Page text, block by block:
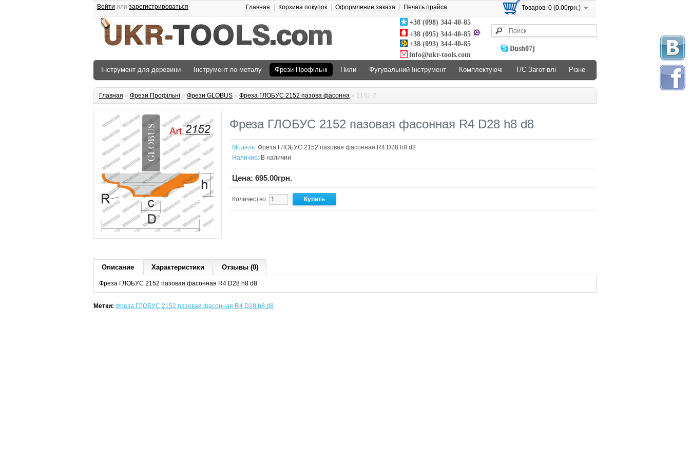
Товаров: 0 (0.00грн.)
+38 (098) 344-40-85
+38 (095) 344-40-85
+38 (093) 344-40-85
info@ukr-tools.com
Bush07j
Войти или зарегистрироваться Главная Корзина покупок Оформление заказа Печать прайса
Інструмент для деревини Інструмент по металу Фрези Профільні Пили Фугувальний Інструмент Комплектуючі Т/С Заготівлі Різне
Главная » Фрези Профільні » Фрези GLOBUS » Фреза ГЛОБУС 2152 пазова фасонна » 2152-2
Фреза ГЛОБУС 2152 пазовая фасонная R4 D28 h8 d8
Модель: Фреза ГЛОБУС 2152 пазовая фасонная R4 D28 h8 d8
Наличие: В наличии
Цена: 695.00грн.
Количество:
Описание Характеристики Отзывы (0)
Фреза ГЛОБУС 2152 пазовая фасонная R4 D28 h8 d8
Метки: Фреза ГЛОБУС 2152 пазовая фасонная R4 D28 h8 d8